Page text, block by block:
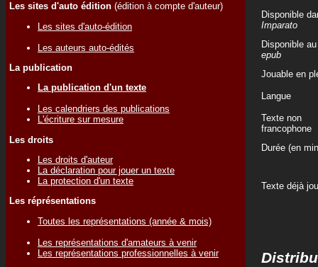
Les sites d'auto édition (édition à compte d'auteur)
Les sites d'auto-édition
Les auteurs auto-édités
La publication
La publication d'un texte
Les calendriers des publications
L'écriture sur mesure
Les droits
Les droits d'auteur
La déclaration pour jouer un texte
La protection d'un texte
Les réprésentations
Toutes les représentations (année & mois)
Les représentations d'amateurs à venir
Les représentations professionnelles à venir
Disponible
Imparato
Disponible
epub
Jouable en
Langue
Texte non
francophone
Durée (en
Texte déjà